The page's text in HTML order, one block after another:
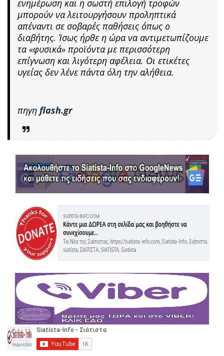
ενημέρωση και η σωστή επιλογή τροφών
μπορούν να λειτουργήσουν προληπτικά
απέναντι σε σοβαρές παθήσεις όπως ο
διαβήτης. Ίσως ήρθε η ώρα να αντιμετωπίζουμε
τα «φυσικά» προϊόντα με περισσότερη
επίγνωση και λιγότερη αφέλεια. Οι ετικέτες
υγείας δεν λένε πάντα όλη την αλήθεια.
πηγη flash.gr